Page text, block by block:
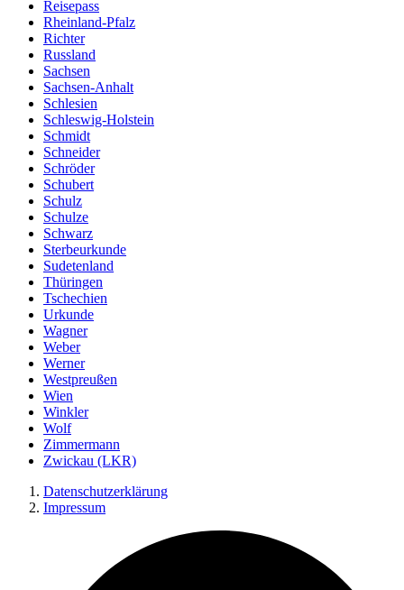
Reisepass
Rheinland-Pfalz
Richter
Russland
Sachsen
Sachsen-Anhalt
Schlesien
Schleswig-Holstein
Schmidt
Schneider
Schröder
Schubert
Schulz
Schulze
Schwarz
Sterbeurkunde
Sudetenland
Thüringen
Tschechien
Urkunde
Wagner
Weber
Werner
Westpreußen
Wien
Winkler
Wolf
Zimmermann
Zwickau (LKR)
Datenschutzerklärung
Impressum